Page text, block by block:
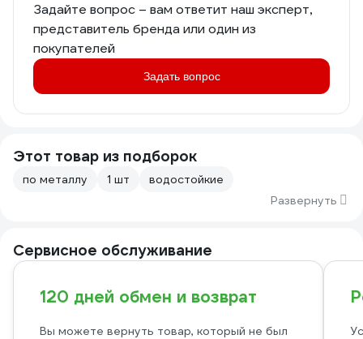
Задайте вопрос – вам ответит наш эксперт,
представитель бренда или один из
покупателей
Задать вопрос
Этот товар из подборок
по металлу 1 шт
водостойкие
Развернуть
Сервисное обслуживание
120 дней обмен и возврат
Вы можете вернуть товар, который не был